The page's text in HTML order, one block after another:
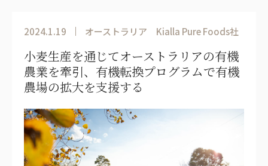
2024.1.19 オーストラリア Kialla Pure Foods社
小麦生産を通じてオーストラリアの有機
農業を牽引、有機転換プログラムで有機
農場の拡大を支援する